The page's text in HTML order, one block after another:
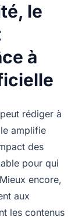
le
à
rédiger à
amplifie
des
pour qui
encore,
aux
les contenus